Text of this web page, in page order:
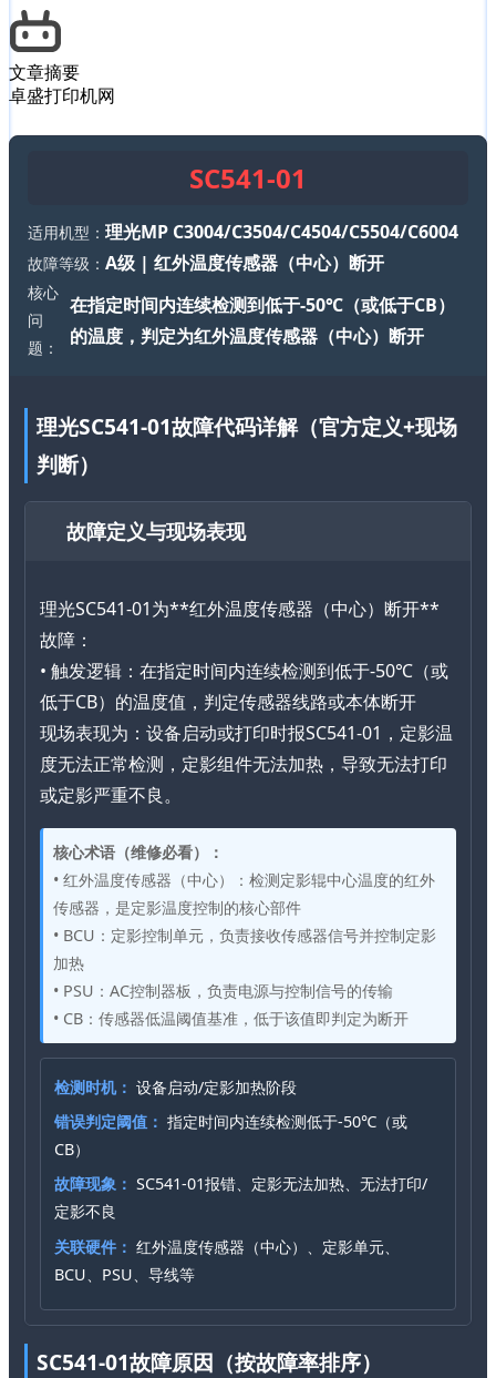
文章摘要
卓盛打印机网
SC541-01
适用机型： 理光MP C3004/C3504/C4504/C5504/C6004
故障等级： A级 | 红外温度传感器（中心）断开
核心
问
题：
在指定时间内连续检测到低于-50℃（或低于CB）
的温度，判定为红外温度传感器（中心）断开
理光SC541-01故障代码详解（官方定义+现场
判断）
故障定义与现场表现
理光SC541-01为**红外温度传感器（中心）断开**
故障：
• 触发逻辑：在指定时间内连续检测到低于-50℃（或
低于CB）的温度值，判定传感器线路或本体断开
现场表现为：设备启动或打印时报SC541-01，定影温
度无法正常检测，定影组件无法加热，导致无法打印
或定影严重不良。
核心术语（维修必看）：
• 红外温度传感器（中心）：检测定影辊中心温度的红外
传感器，是定影温度控制的核心部件
• BCU：定影控制单元，负责接收传感器信号并控制定影
加热
• PSU：AC控制器板，负责电源与控制信号的传输
• CB：传感器低温阈值基准，低于该值即判定为断开
检测时机： 设备启动/定影加热阶段
错误判定阈值： 指定时间内连续检测低于-50℃（或
CB）
故障现象： SC541-01报错、定影无法加热、无法打印/
定影不良
关联硬件： 红外温度传感器（中心）、定影单元、
BCU、PSU、导线等
SC541-01故障原因（按故障率排序）